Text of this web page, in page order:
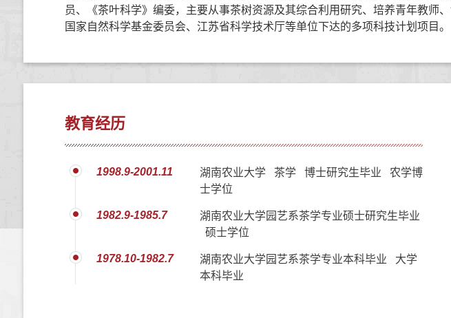
员、《茶叶科学》编委，主要从事茶树资源及其综合利用研究、培养青年教师
国家自然科学基金委员会、江苏省科学技术厅等单位下达的多项科技计划项目。
教育经历
1998.9-2001.11
湖南农业大学 茶学 博士研究生毕业 农学博
士学位
1982.9-1985.7
湖南农业大学园艺系茶学专业硕士研究生毕业
硕士学位
1978.10-1982.7
湖南农业大学园艺系茶学专业本科毕业 大学
本科毕业